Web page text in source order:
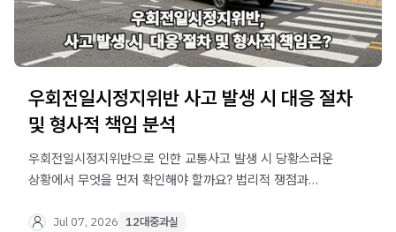
우회전일시정지위반 사고 발생 시 대응 절차
및 형사적 책임 분석
우회전일시정지위반으로 인한 교통사고 발생 시 당황스러운
상황에서 무엇을 먼저 확인해야 할까요? 법리적 쟁점과
정리했습니다. 수사 초기 단계부터 체계적으로 준비하여
Jul 07, 2026 12대중과실